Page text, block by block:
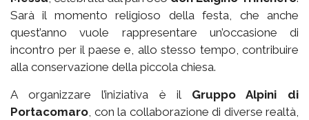
Sarà il momento religioso della festa, che anche
quest’anno vuole rappresentare un’occasione di
incontro per il paese e, allo stesso tempo, contribuire
alla conservazione della piccola chiesa.
A organizzare l’iniziativa è il Gruppo Alpini di
Portacomaro, con la collaborazione di diverse realtà,